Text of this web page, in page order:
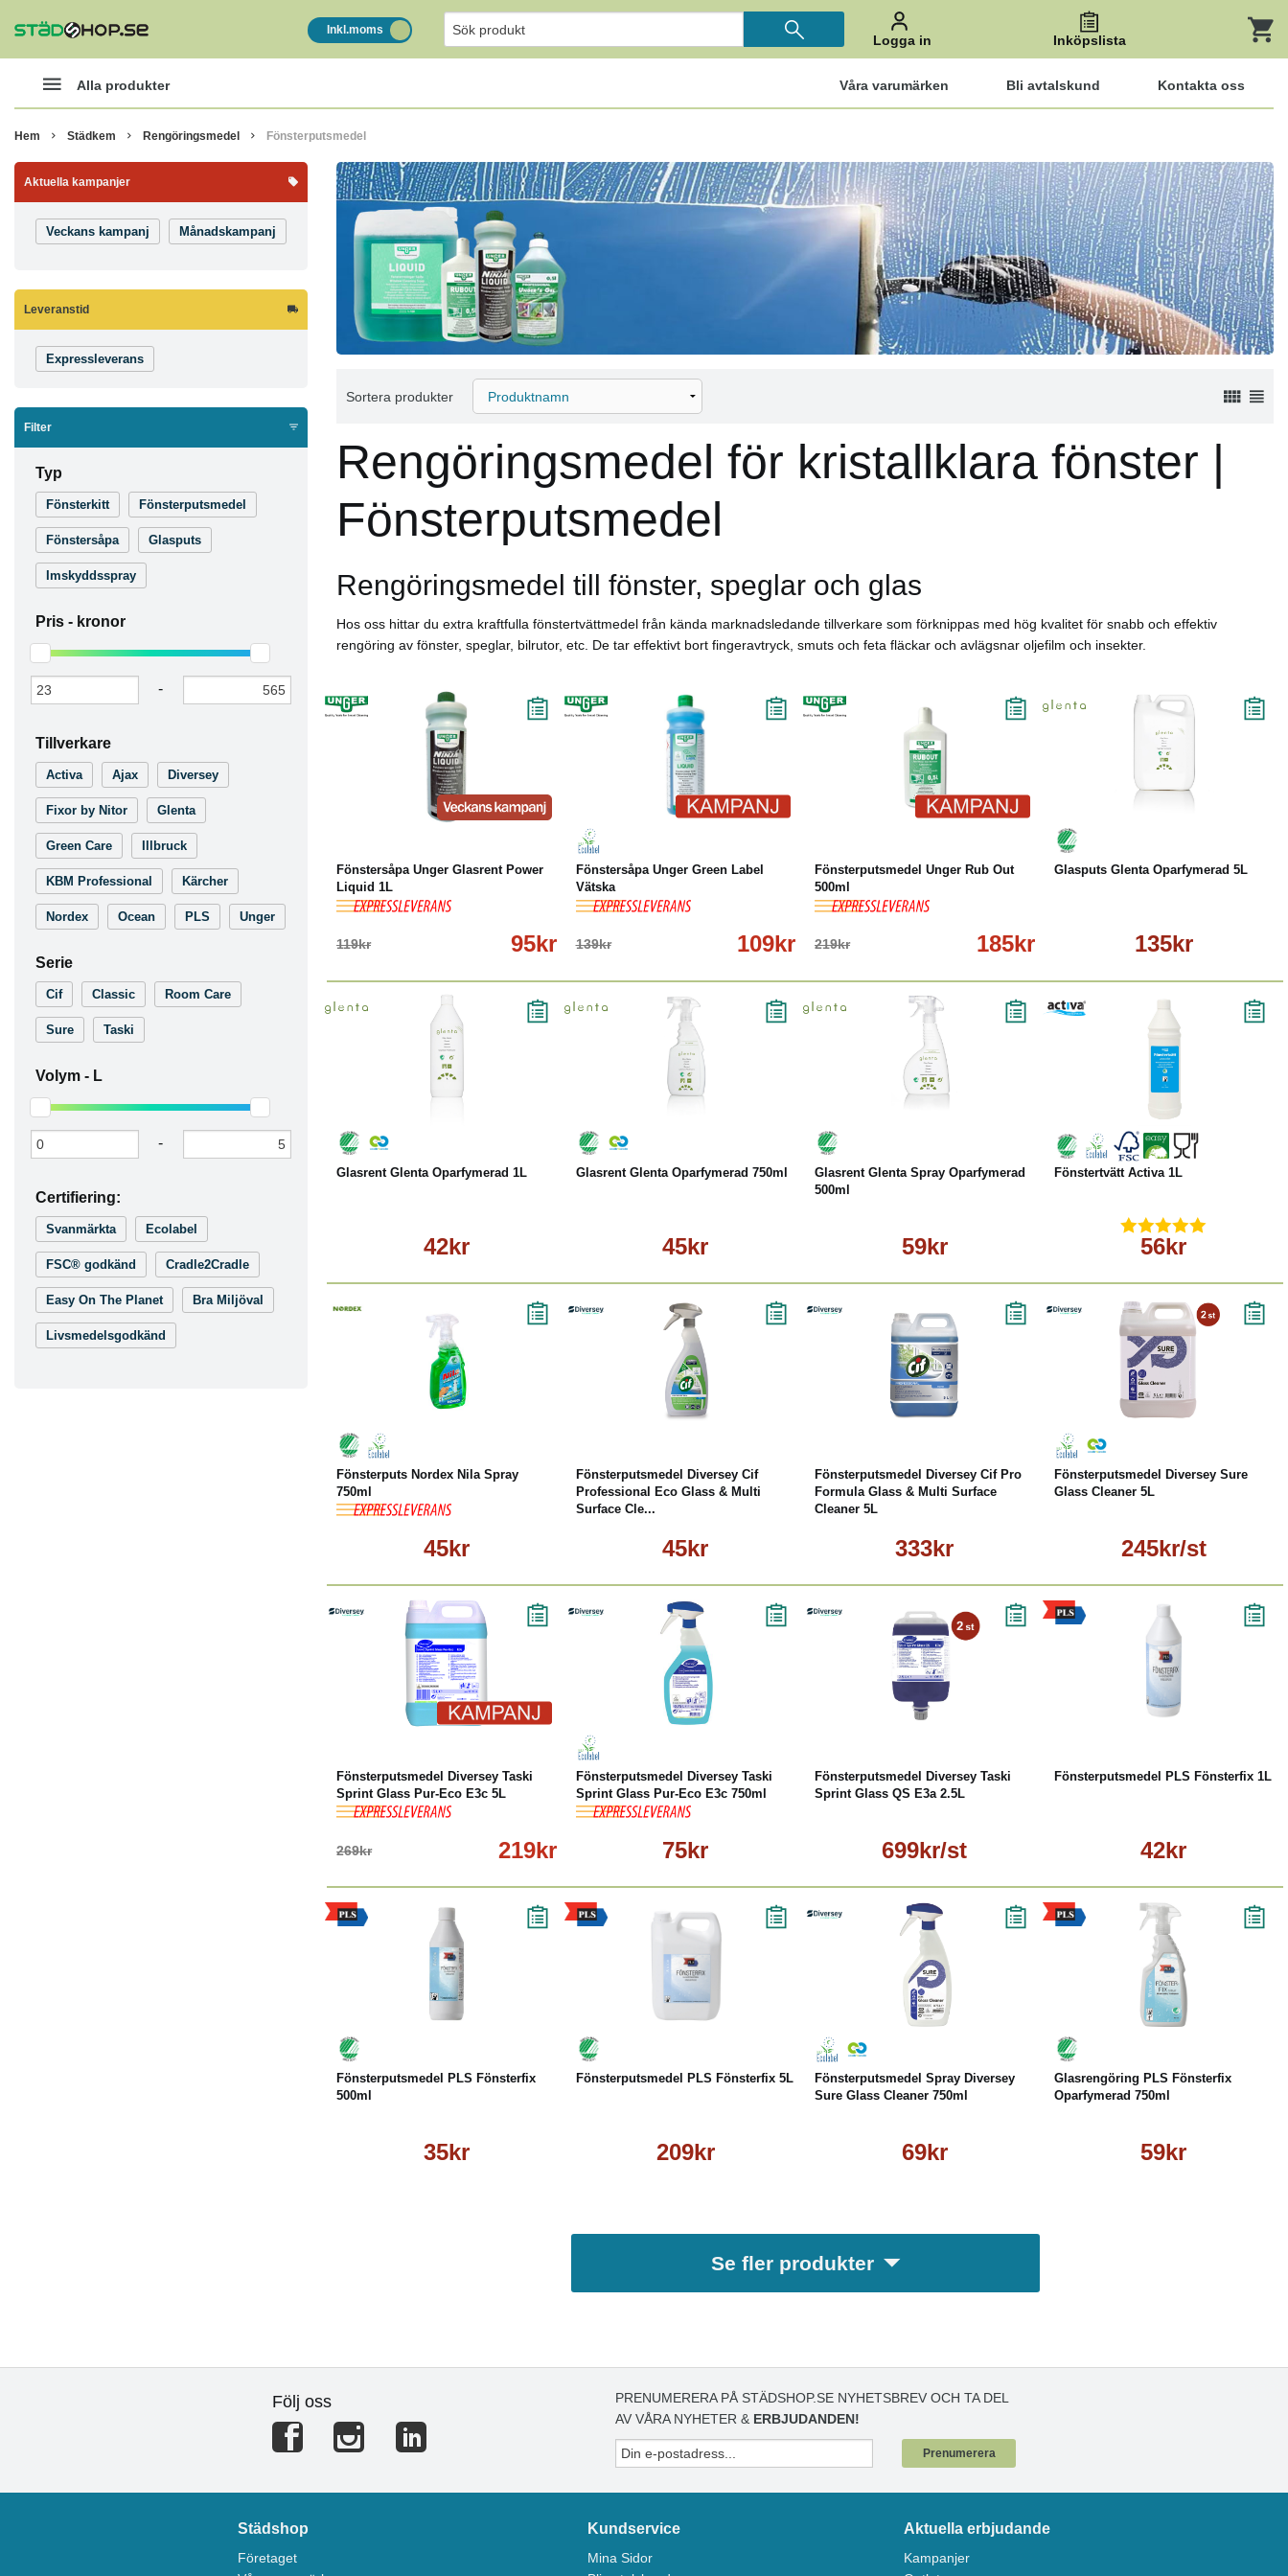
Inkl.moms
Logga in Inköpslista
Alla produkter Våra varumärken Bli avtalskund Kontakta oss
Hem Städkem Rengöringsmedel Fönsterputsmedel
Aktuella kampanjer
Veckans kampanj Månadskampanj
Leveranstid
Expressleverans
Filter
Typ
Fönsterkitt Fönsterputsmedel
Fönstersåpa Glasputs
Imskyddsspray
Pris - kronor
-
Tillverkare
Activa Ajax Diversey
Fixor by Nitor Glenta
Green Care Illbruck
KBM Professional Kärcher
Nordex Ocean PLS Unger
Serie
Cif Classic Room Care
Sure Taski
Volym - L
-
Certifiering:
Svanmärkta Ecolabel
FSC® godkänd Cradle2Cradle
Easy On The Planet Bra Miljöval
Livsmedelsgodkänd
Sortera produkter
Rengöringsmedel för kristallklara fönster |
Fönsterputsmedel
Rengöringsmedel till fönster, speglar och glas
Hos oss hittar du extra kraftfulla fönstertvättmedel från kända marknadsledande tillverkare som förknippas med hög kvalitet för snabb och effektiv
rengöring av fönster, speglar, bilrutor, etc. De tar effektivt bort fingeravtryck, smuts och feta fläckar och avlägsnar oljefilm och insekter.
Fönstersåpa Unger Glasrent Power
Liquid 1L
119kr 95kr
Köp Läs mer
Fönstersåpa Unger Green Label
Vätska
139kr 109kr
Köp Läs mer
Fönsterputsmedel Unger Rub Out
500ml
219kr 185kr
Köp Läs mer
Glasputs Glenta Oparfymerad 5L
135kr
Glasrent Glenta Oparfymerad 1L
42kr
Glasrent Glenta Oparfymerad 750ml
45kr
Glasrent Glenta Spray Oparfymerad
500ml
59kr
Fönstertvätt Activa 1L
56kr
Fönsterputs Nordex Nila Spray
750ml
45kr
Fönsterputsmedel Diversey Cif
Professional Eco Glass & Multi
Surface Cle...
45kr
Fönsterputsmedel Diversey Cif Pro
Formula Glass & Multi Surface
Cleaner 5L
333kr
Fönsterputsmedel Diversey Sure
Glass Cleaner 5L
245kr/st
Fönsterputsmedel Diversey Taski
Sprint Glass Pur-Eco E3c 5L
269kr 219kr
Läs mer
Fönsterputsmedel Diversey Taski
Sprint Glass Pur-Eco E3c 750ml
75kr
Fönsterputsmedel Diversey Taski
Sprint Glass QS E3a 2.5L
699kr/st
Läs mer
Fönsterputsmedel PLS Fönsterfix 1L
42kr
Fönsterputsmedel PLS Fönsterfix
500ml
35kr
Fönsterputsmedel PLS Fönsterfix 5L
209kr
Fönsterputsmedel Spray Diversey
Sure Glass Cleaner 750ml
69kr
Glasrengöring PLS Fönsterfix
Oparfymerad 750ml
59kr
Se fler produkter
Följ oss
PRENUMERERA PÅ STÄDSHOP.SE NYHETSBREV OCH TA DEL
AV VÅRA NYHETER & ERBJUDANDEN!
Prenumerera
Städshop
Företaget
Kundservice
Mina Sidor
Aktuella erbjudande
Kampanjer